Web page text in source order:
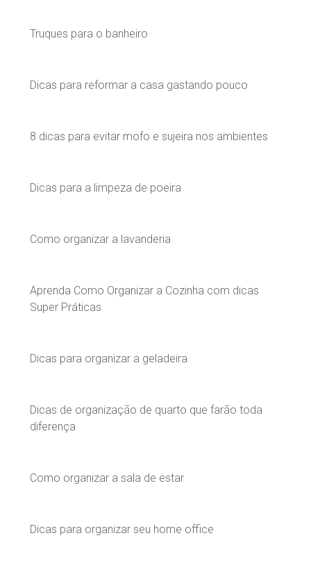
Truques para o banheiro
Dicas para reformar a casa gastando pouco
8 dicas para evitar mofo e sujeira nos ambientes
Dicas para a limpeza de poeira
Como organizar a lavanderia
Aprenda Como Organizar a Cozinha com dicas
Super Práticas
Dicas para organizar a geladeira
Dicas de organização de quarto que farão toda
diferença
Como organizar a sala de estar
Dicas para organizar seu home office